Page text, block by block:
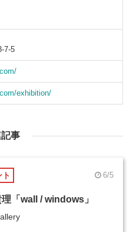
7-5
exhibition/
事
ト 6/5
理「wall / windows」